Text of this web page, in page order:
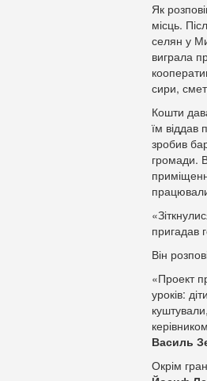
Як
місць.
селян у
виграла
сири,
Кошти
їм віддав
зробив
громади.
пригадав
Він
«Проект
уроків:
Василь
Окрім